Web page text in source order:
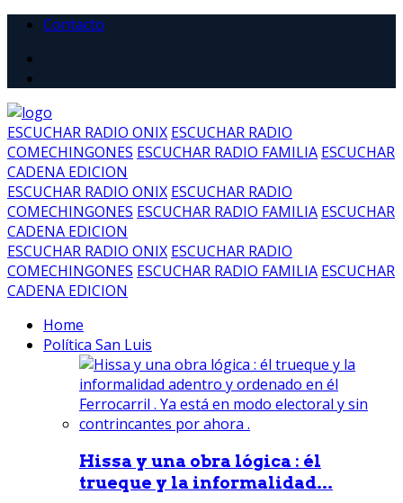
Contacto
ESCUCHAR RADIO ONIX ESCUCHAR RADIO
COMECHINGONES ESCUCHAR RADIO FAMILIA ESCUCHAR
CADENA EDICION
ESCUCHAR RADIO ONIX ESCUCHAR RADIO
COMECHINGONES ESCUCHAR RADIO FAMILIA ESCUCHAR
CADENA EDICION
ESCUCHAR RADIO ONIX ESCUCHAR RADIO
COMECHINGONES ESCUCHAR RADIO FAMILIA ESCUCHAR
CADENA EDICION
Home
Política San Luis
Hissa y una obra lógica : él
trueque y la informalidad...